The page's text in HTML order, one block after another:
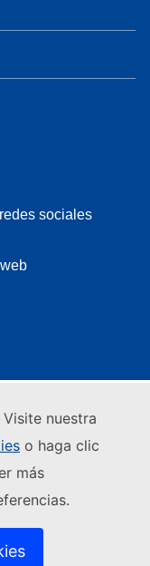
nuestra
o haga clic
más
sociales